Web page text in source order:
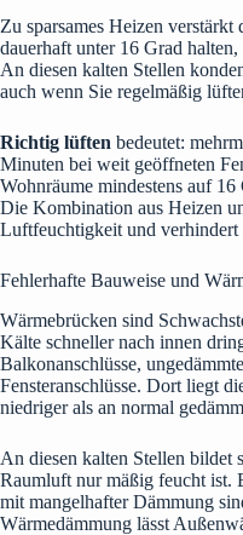
Zu sparsames Heizen
dauerhaft unter 16 Grad
An diesen kalten Stellen
auch wenn Sie regelmäßig
Richtig lüften bedeutet:
Minuten bei weit geöffneten
Wohnräume mindestens auf
Die Kombination aus Heizen
Luftfeuchtigkeit und verhindert
Fehlerhafte Bauweise und
Wärmebrücken sind
Kälte schneller nach innen
Balkonanschlüsse,
Fensteranschlüsse. Dort liegt
niedriger als an normal
An diesen kalten Stellen bildet
Raumluft nur mäßig feucht ist.
mit mangelhafter Dämmung
Wärmedämmung lässt